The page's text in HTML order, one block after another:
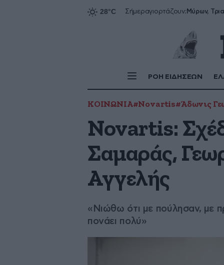
Σήμεραγιορτάζουν:
ΡΟΗ ΕΙΔΗΣΕΩΝ
ΚΟΙΝΩΝΙΑ#Novartis#Άδωνις
Novartis:
Σαμαράς,
Αγγελής
«Νιώθω ότι με πούλησαν, με
πονάει πολύ»